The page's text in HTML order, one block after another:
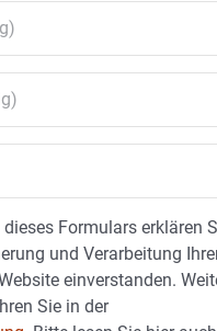
Formulars erklären
und Verarbeitung
einverstanden.
Sie in der